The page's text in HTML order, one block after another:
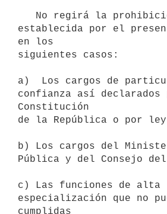
establecida por el
en los
siguientes casos:
a)  Los cargos de
confianza así
Constitución
de la República o por
b) Los cargos del
Pública y del Consejo
c) Las funciones de alta
especialización que no
cumplidas